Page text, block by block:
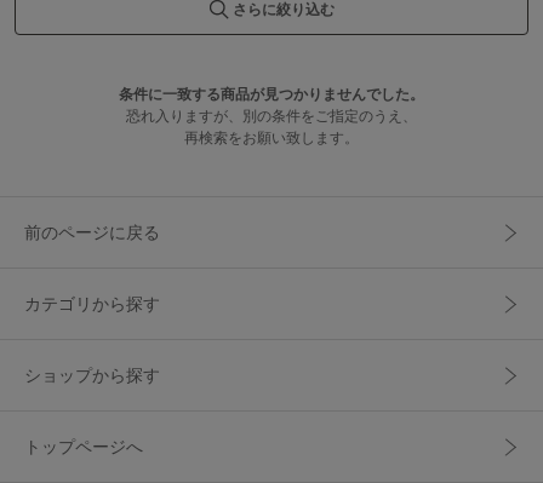
さらに絞り込む
条件に一致する商品が見つかりませんでした。
恐れ入りますが、別の条件をご指定のうえ、
再検索をお願い致します。
前のページに戻る
カテゴリから探す
ショップから探す
トップページへ